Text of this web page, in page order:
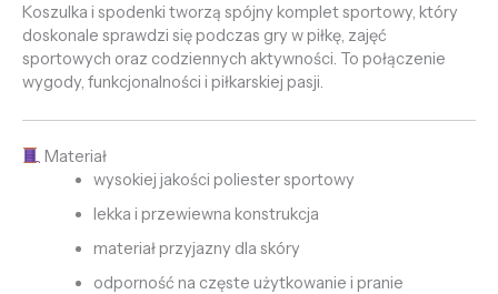
Koszulka i spodenki tworzą spójny komplet sportowy, który
doskonale sprawdzi się podczas gry w piłkę, zajęć
sportowych oraz codziennych aktywności. To połączenie
wygody, funkcjonalności i piłkarskiej pasji.
Materiał
wysokiej jakości poliester sportowy
lekka i przewiewna konstrukcja
materiał przyjazny dla skóry
odporność na częste użytkowanie i pranie